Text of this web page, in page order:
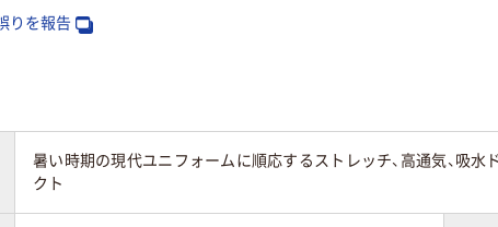
りを報告
暑い時期の現代ユニフォームに順応するストレッチ、高通気、吸
クト